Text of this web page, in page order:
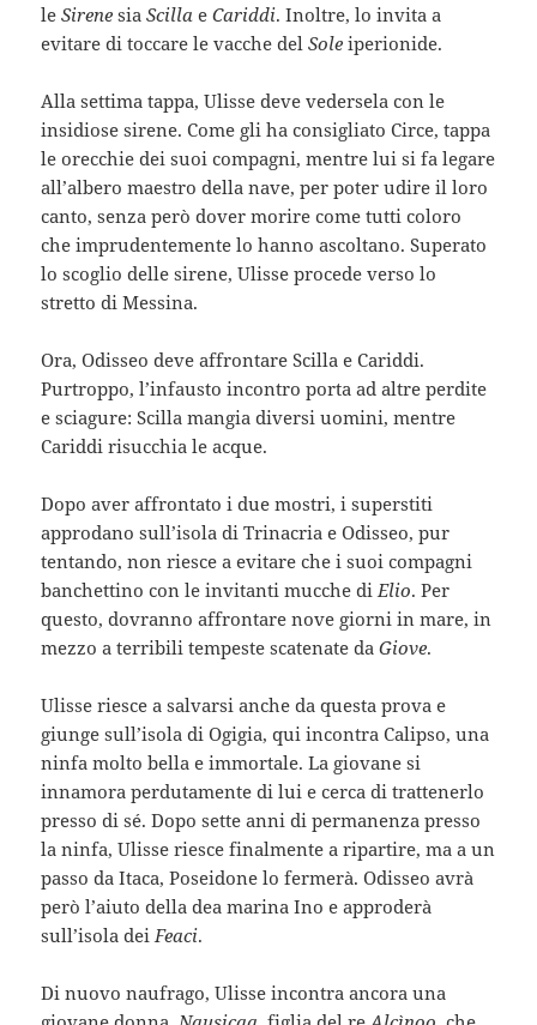
leSirenesiaScillaeCariddi. Inoltre, lo invita a
evitare di toccare le vacche delSoleiperionide.
Alla settima tappa, Ulisse deve vedersela con le
insidiose sirene. Come gli ha consigliato Circe, tappa
le orecchie dei suoi compagni, mentre lui si fa legare
all’albero maestro della nave, per poter udire il loro
canto, senza però dover morire come tutti coloro
che imprudentemente lo hanno ascoltano. Superato
lo scoglio delle sirene, Ulisse procede verso lo
stretto di Messina.
Ora, Odisseo deve affrontare Scilla e Cariddi.
Purtroppo, l’infausto incontro porta ad altre perdite
e sciagure: Scilla mangia diversi uomini, mentre
Cariddi risucchia le acque.
Dopo aver affrontato i due mostri, i superstiti
approdano sull’isola di Trinacria e Odisseo, pur
tentando, non riesce a evitare che i suoi compagni
banchettino con le invitanti mucche di Elio. Per
questo, dovranno affrontare nove giorni in mare, in
mezzo a terribili tempeste scatenate daGiove.
Ulisse riesce a salvarsi anche da questa prova e
giunge sull’isola di Ogigia, qui incontra Calipso, una
ninfa molto bella e immortale. La giovane si
innamora perdutamente di lui e cerca di trattenerlo
presso di sé. Dopo sette anni di permanenza presso
la ninfa, Ulisse riesce finalmente a ripartire, ma a un
passo da Itaca, Poseidone lo fermerà. Odisseo avrà
però l’aiuto della dea marina Ino e approderà
sull’isola dei Feaci.
Di nuovo naufrago, Ulisse incontra ancora una